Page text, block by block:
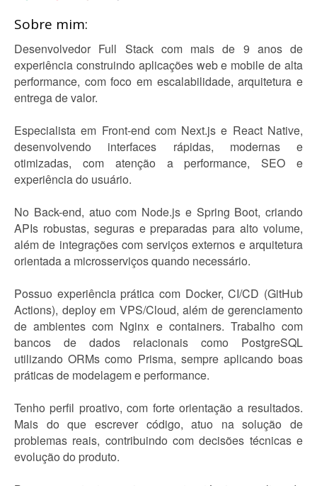
Sobre mim:
Desenvolvedor Full Stack com mais de 9 anos de
experiência construindo aplicações web e mobile de alta
performance, com foco em escalabilidade, arquitetura e
entrega de valor.
Especialista em Front-end com Next.js e React Native,
desenvolvendo interfaces rápidas, modernas e
otimizadas, com atenção a performance, SEO e
experiência do usuário.
No Back-end, atuo com Node.js e Spring Boot, criando
APIs robustas, seguras e preparadas para alto volume,
além de integrações com serviços externos e arquitetura
orientada a microsserviços quando necessário.
Possuo experiência prática com Docker, CI/CD (GitHub
Actions), deploy em VPS/Cloud, além de gerenciamento
de ambientes com Nginx e containers. Trabalho com
bancos de dados relacionais como PostgreSQL
utilizando ORMs como Prisma, sempre aplicando boas
práticas de modelagem e performance.
Tenho perfil proativo, com forte orientação a resultados.
Mais do que escrever código, atuo na solução de
problemas reais, contribuindo com decisões técnicas e
evolução do produto.